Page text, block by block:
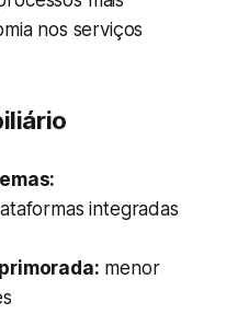
nos serviços
integradas
menor